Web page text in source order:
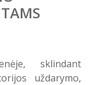
kabineto
sklindant
uždarymo,